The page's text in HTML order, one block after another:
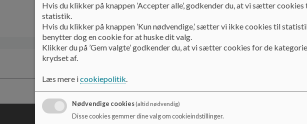
Dagens gang og aktiviteter
Traditioner
Hvis du klikker på knappen ’Accepter alle’, godkender du, at vi sætter
statistik.
Hvis du klikker på knappen ’Kun nødvendige,’ sætter vi ikke cookies til
benytter dog en cookie for at huske dit valg.
Klikker du på ’Gem valgte’ godkender du, at vi sætter cookies for de
krydset af.
Læs mere icookiepolitik.
Nødvendige cookies(altid nødvendig)
Disse cookies gemmer dine valg om cookieindstillinger.